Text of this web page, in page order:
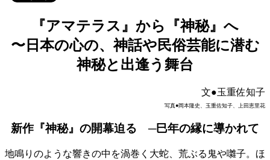
『アマテラス』から『神秘』へ
〜日本の心の、神話や民俗芸能に潜む
神秘と出逢う舞台
文●玉重佐知子
写真●岡本隆史、玉重佐知子、上田恵里花
新作『神秘』の開幕迫る ─巳年の縁に導かれて
地鳴りのような響きの中を渦巻く大蛇、荒ぶる鬼や囃子。ほ